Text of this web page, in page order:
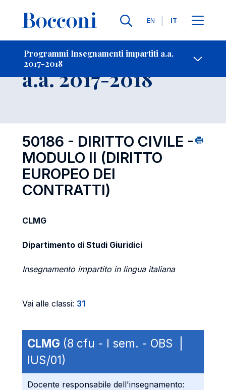
Lingue
EN IT
Programmi Insegnamenti impartiti a.a.
2017-2018
-
Insegnamento
a.a. 2017-2018
50186 - DIRITTO CIVILE -
MODULO II (DIRITTO
EUROPEO DEI
CONTRATTI)
CLMG
Dipartimento di Studi Giuridici
Insegnamento impartito in lingua italiana
Vai alle classi: 31
CLMG (8 cfu - I sem. - OBS |
IUS/01)
Docente responsabile dell'insegnamento: